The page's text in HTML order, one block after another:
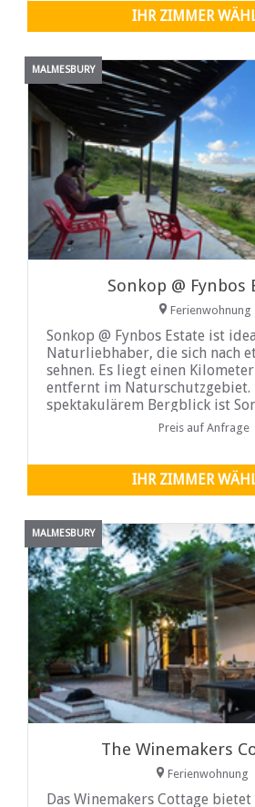
genießen können...IHR ZIMMER
MALMESBURY
Sonkop @ Fynbos
Ferienwohnung
Sonkop @ Fynbos Estate ist
Naturliebhaber, die sich nach
sehnen. Es liegt einen
entfernt im
spektakulärem Bergblick ist
romantischer Zufluchtsort,
auch eine kleine Familie oder
Preis auf Anfrage
IHR ZIMMER
MALMESBURY
The Winemakers
Ferienwohnung
Das Winemakers Cottage